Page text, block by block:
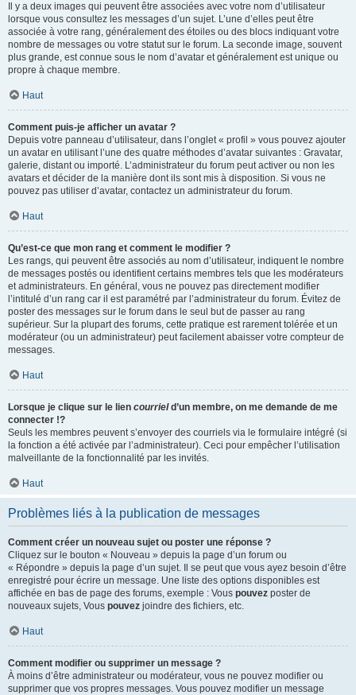
Il y a deux images qui peuvent être associées avec votre nom d’utilisateur
lorsque vous consultez les messages d’un sujet. L’une d’elles peut être
associée à votre rang, généralement des étoiles ou des blocs indiquant votre
nombre de messages ou votre statut sur le forum. La seconde image, souvent
plus grande, est connue sous le nom d’avatar et généralement est unique ou
propre à chaque membre.
Haut
Comment puis-je afficher un avatar ?
Depuis votre panneau d’utilisateur, dans l’onglet « profil » vous pouvez ajouter
un avatar en utilisant l’une des quatre méthodes d’avatar suivantes : Gravatar,
galerie, distant ou importé. L’administrateur du forum peut activer ou non les
avatars et décider de la manière dont ils sont mis à disposition. Si vous ne
pouvez pas utiliser d’avatar, contactez un administrateur du forum.
Haut
Qu’est-ce que mon rang et comment le modifier ?
Les rangs, qui peuvent être associés au nom d’utilisateur, indiquent le nombre
de messages postés ou identifient certains membres tels que les modérateurs
et administrateurs. En général, vous ne pouvez pas directement modifier
l’intitulé d’un rang car il est paramétré par l’administrateur du forum. Évitez de
poster des messages sur le forum dans le seul but de passer au rang
supérieur. Sur la plupart des forums, cette pratique est rarement tolérée et un
modérateur (ou un administrateur) peut facilement abaisser votre compteur de
messages.
Haut
Lorsque je clique sur le lien courrield’un membre, on me demande de me
connecter !?
Seuls les membres peuvent s’envoyer des courriels via le formulaire intégré (si
la fonction a été activée par l’administrateur). Ceci pour empêcher l’utilisation
malveillante de la fonctionnalité par les invités.
Haut
Problèmes liés à la publication de messages
Comment créer un nouveau sujet ou poster une réponse ?
Cliquez sur le bouton « Nouveau » depuis la page d’un forum ou
« Répondre » depuis la page d’un sujet. Il se peut que vous ayez besoin d’être
enregistré pour écrire un message. Une liste des options disponibles est
affichée en bas de page des forums, exemple : Vous pouvez poster de
nouveaux sujets, Vous pouvez joindre des fichiers, etc.
Haut
Comment modifier ou supprimer un message ?
À moins d’être administrateur ou modérateur, vous ne pouvez modifier ou
supprimer que vos propres messages. Vous pouvez modifier un message